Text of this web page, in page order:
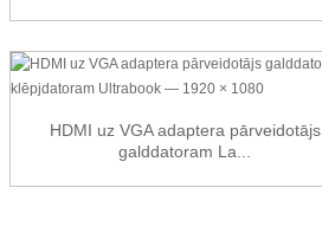
HDMI uz VGA adaptera pārveidotājs
galddatoram La...